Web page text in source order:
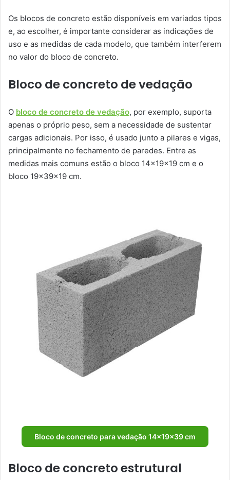
Os blocos de concreto estão disponíveis em variados tipos
e, ao escolher, é importante considerar as indicações de
uso e as medidas de cada modelo, que também interferem
no valor do bloco de concreto.
Bloco de concreto de vedação
O bloco de concreto de vedação, por exemplo, suporta
apenas o próprio peso, sem a necessidade de sustentar
cargas adicionais. Por isso, é usado junto a pilares e vigas,
principalmente no fechamento de paredes. Entre as
medidas mais comuns estão o bloco 14x19x19 cm e o
bloco 19x39x19 cm.
Bloco de concreto para vedação 14x19x39 cm
Bloco de concreto estrutural